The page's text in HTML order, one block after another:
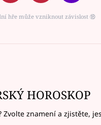
hře může vzniknout závislost ⑱
HOROSKOP
Zvolte znamení a zjistěte,